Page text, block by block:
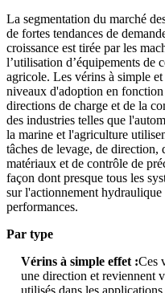
La segmentation du marché
de fortes tendances de
croissance est tirée par les
l’utilisation d’équipements de
agricole. Les vérins à simple
niveaux d'adoption en
directions de charge et de la
des industries telles que
la marine et l'agriculture
tâches de levage, de direction,
matériaux et de contrôle de
façon dont presque tous les
sur l'actionnement
performances.
Par type
Vérins à simple effet :Ces
une direction et reviennent